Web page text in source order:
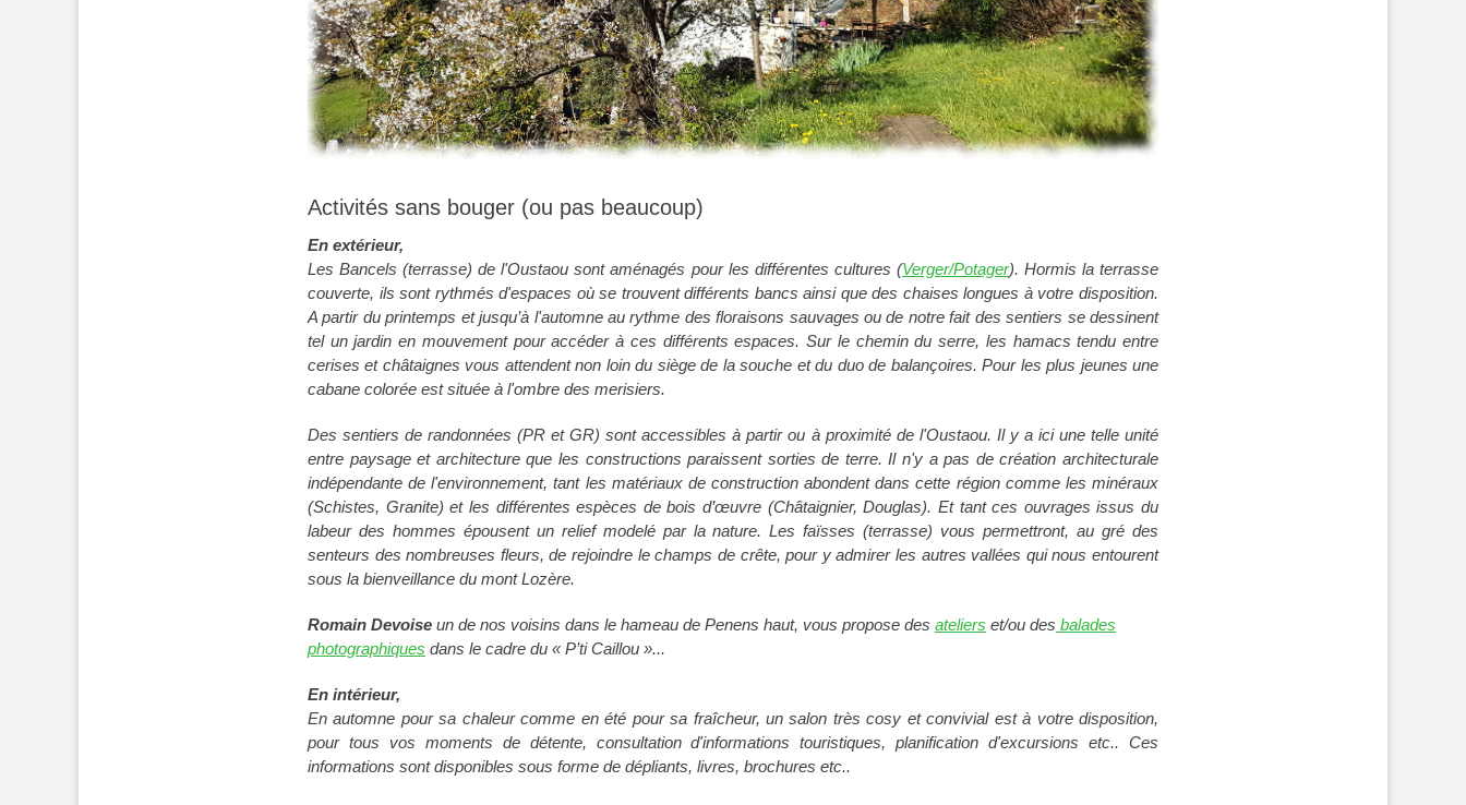
Activités sans bouger (ou pas beaucoup)
En extérieur,
Les Bancels (terrasse) de l'Oustaou sont aménagés pour les différentes cultures (Verger/Potager). Hormis la terrasse
couverte, ils sont rythmés d'espaces où se trouvent différents bancs ainsi que des chaises longues à votre disposition.
A partir du printemps et jusqu’à l'automne au rythme des floraisons sauvages ou de notre fait des sentiers se dessinent
tel un jardin en mouvement pour accéder à ces différents espaces. Sur le chemin du serre, les hamacs tendu entre
cerises et châtaignes vous attendent non loin du siège de la souche et du duo de balançoires. Pour les plus jeunes une
cabane colorée est située à l'ombre des merisiers.
Des sentiers de randonnées (PR et GR) sont accessibles à partir ou à proximité de l'Oustaou. Il y a ici une telle unité
entre paysage et architecture que les constructions paraissent sorties de terre. Il n'y a pas de création architecturale
indépendante de l'environnement, tant les matériaux de construction abondent dans cette région comme les minéraux
(Schistes, Granite) et les différentes espèces de bois d’œuvre (Châtaignier, Douglas). Et tant ces ouvrages issus du
labeur des hommes épousent un relief modelé par la nature. Les faïsses (terrasse) vous permettront, au gré des
senteurs des nombreuses fleurs, de rejoindre le champs de crête, pour y admirer les autres vallées qui nous entourent
sous la bienveillance du mont Lozère.
Romain Devoise un de nos voisins dans le hameau de Penens haut, vous propose des ateliers et/ou des balades
photographiques dans le cadre du « P’ti Caillou »...
En intérieur,
En automne pour sa chaleur comme en été pour sa fraîcheur, un salon très cosy et convivial est à votre disposition,
pour tous vos moments de détente, consultation d'informations touristiques, planification d'excursions etc.. Ces
informations sont disponibles sous forme de dépliants, livres, brochures etc..